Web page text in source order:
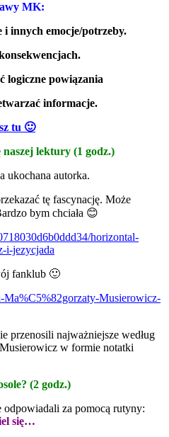
MK:
i innych emocje/potrzeby.
logiczne powiązania
informacje.
tu 🙂
naszej lektury (1 godz.)
ukochana autorka.
tę fascynację. Może
bym chciała 😊
horizontal-
i-jezycjada
fanklub 🙂
Musierowicz-
przenosili najważniejsze według
w formie notatki
(2 godz.)
za pomocą rutyny:
się…